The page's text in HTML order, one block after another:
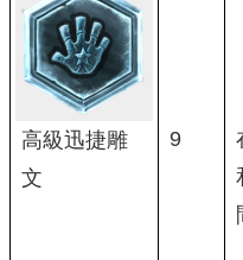
高級迅捷雕
文
9